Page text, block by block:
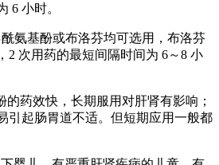
6 小时。
氨基酚或布洛芬均可选用，布洛芬
2 次用药的最短间隔时间为 6～8 小
的药效快，长期服用对肝肾有影响；
引起肠胃道不适。但短期应用一般都